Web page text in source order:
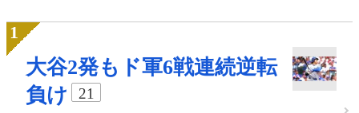
大谷2発もド軍6戦連続逆転
負け
21